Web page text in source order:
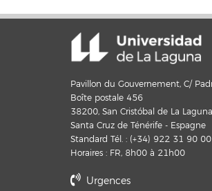
Pavillon du Gouvernement, C/
Boîte postale 456
38200, San Cristóbal de La Laguna
Santa Cruz de Ténérife - Espagne
Standard Tél. : (+34) 922 31 90 00
Horaires : FR, 8h00 à 21h00
Urgences